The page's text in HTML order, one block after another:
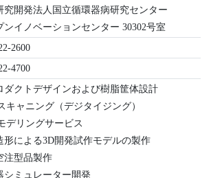
究開発法人国立循環器病研究センター
ンイノベーションセンター 30302号室
2600
4700
ダクトデザインおよび樹脂筐体設計
キャニング（デジタイジング）
デリングサービス
形による3D開発試作モデルの製作
注型品製作
シミュレーター開発